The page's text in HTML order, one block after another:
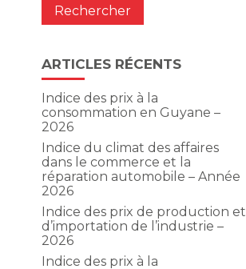
ARTICLES RÉCENTS
Indice des prix à la
consommation en Guyane –
2026
Indice du climat des affaires
dans le commerce et la
réparation automobile – Année
2026
Indice des prix de production et
d’importation de l’industrie –
2026
Indice des prix à la